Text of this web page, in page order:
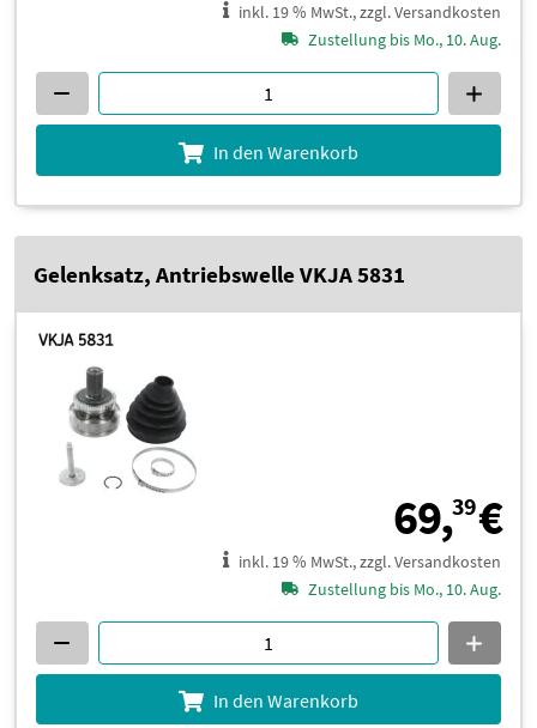
inkl. 19 % MwSt., zzgl. Versandkosten
Zustellung bis Mo., 10. Aug.
In den Warenkorb
Gelenksatz, Antriebswelle VKJA 5831
69,39€
inkl. 19 % MwSt., zzgl. Versandkosten
Zustellung bis Mo., 10. Aug.
In den Warenkorb